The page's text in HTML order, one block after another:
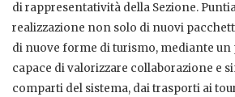
di rappresentatività della Sezione.
realizzazione non solo di nuovi
di nuove forme di turismo, mediante
capace di valorizzare collaborazione e
comparti del sistema, dai trasporti ai